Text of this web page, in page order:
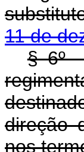
11 de
§ 6º
direção
nos